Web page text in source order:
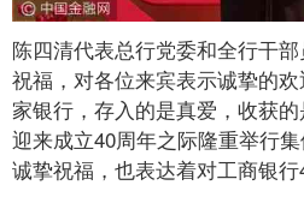
陈四清代表总行党委和全行干
祝福，对各位来宾表示诚挚的
家银行，存入的是真爱，收获
迎来成立40周年之际隆重举行
诚挚祝福，也表达着对工商银行